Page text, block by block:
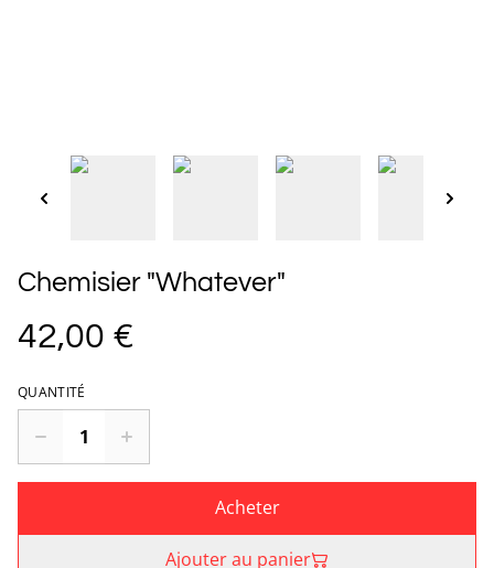
Chemisier "Whatever"
42,00 €
QUANTITÉ
Acheter
Ajouter au panier